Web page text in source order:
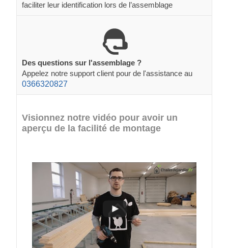
faciliter leur identification lors de l’assemblage
Des questions sur l'assemblage ?
Appelez notre support client pour de l'assistance au
0366320827
Visionnez notre vidéo pour avoir un
aperçu de la facilité de montage